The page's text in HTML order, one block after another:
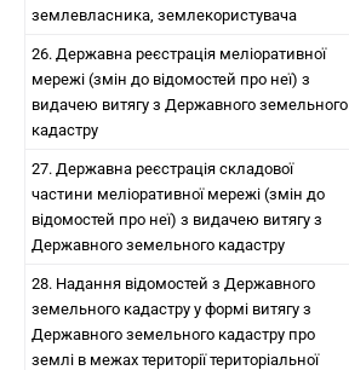
землевласника, землекористувача
26. Державна реєстрація меліоративної
мережі (змін до відомостей про неї) з
видачею витягу з Державного земельного
кадастру
27. Державна реєстрація складової
частини меліоративної мережі (змін до
відомостей про неї) з видачею витягу з
Державного земельного кадастру
28. Надання відомостей з Державного
земельного кадастру у формі витягу з
Державного земельного кадастру про
землі в межах території територіальної